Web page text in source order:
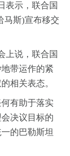
示，联合国
马斯)宣布移交
说，联合国
带运作的紧
相关表态。
有助于落实
决议目标的
的巴勒斯坦